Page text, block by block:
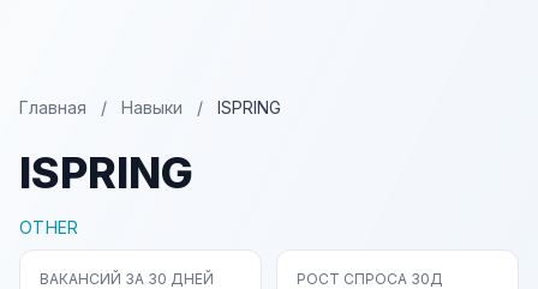
Главная / Навыки / ISPRING
ISPRING
OTHER
ВАКАНСИЙ ЗА 30 ДНЕЙ РОСТ СПРОСА 30Д